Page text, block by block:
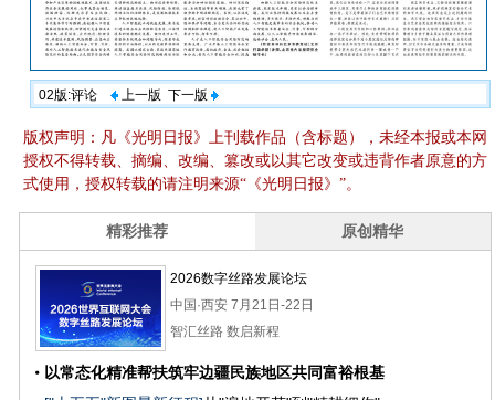
02版:评论 上一版 下一版
版权声明：凡《光明日报》上刊载作品（含标题），未经本报或本网
授权不得转载、摘编、改编、篡改或以其它改变或违背作者原意的方
式使用，授权转载的请注明来源“《光明日报》”。